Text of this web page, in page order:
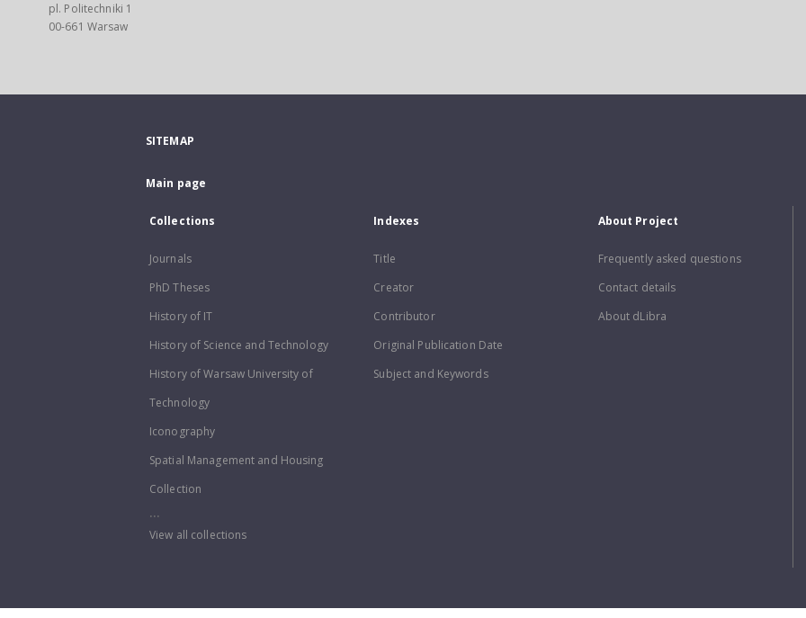
pl. Politechniki 1
00-661 Warsaw
SITEMAP
Main page
Collections
Journals
PhD Theses
History of IT
History of Science and Technology
History of Warsaw University of
Technology
Iconography
Spatial Management and Housing
Collection
...
View all collections
Indexes
Title
Creator
Contributor
Original Publication Date
Subject and Keywords
About Project
Frequently asked questions
Contact details
About dLibra